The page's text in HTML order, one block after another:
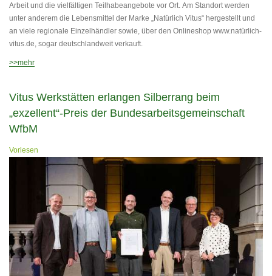
Arbeit und die vielfältigen Teilhabeangebote vor Ort. Am Standort werden
unter anderem die Lebensmittel der Marke „Natürlich Vitus“ hergestellt und
an viele regionale Einzelhändler sowie, über den Onlineshop www.natürlich-
vitus.de, sogar deutschlandweit verkauft.
>>mehr
Vitus Werkstätten erlangen Silberrang beim
„exzellent“-Preis der Bundesarbeitsgemeinschaft
WfbM
Vorlesen